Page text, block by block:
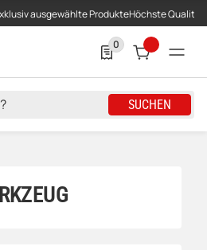
ausgewählte ProdukteHöchste Qualität
SUCHEN
0
0 Produkte in der